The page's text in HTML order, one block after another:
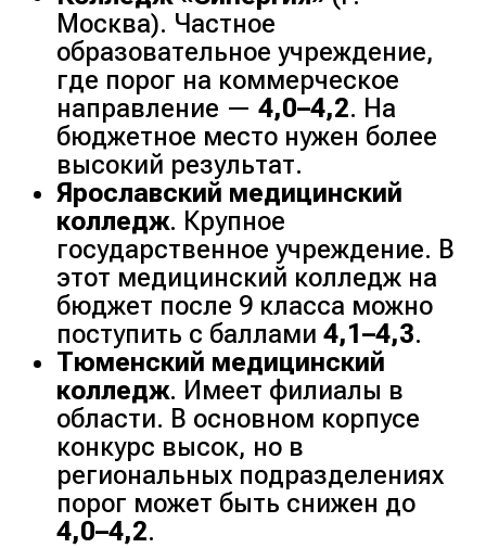
Москва). Частное
образовательное учреждение,
где порог на коммерческое
направление —4,0–4,2. На
бюджетное место нужен более
высокий результат.
Ярославский медицинский
колледж. Крупное
государственное учреждение. В
этот медицинский колледж на
бюджет после 9 класса можно
поступить с баллами4,1–4,3.
Тюменский медицинский
колледж. Имеет филиалы в
области. В основном корпусе
конкурс высок, но в
региональных подразделениях
порог может быть снижен до
4,0–4,2.